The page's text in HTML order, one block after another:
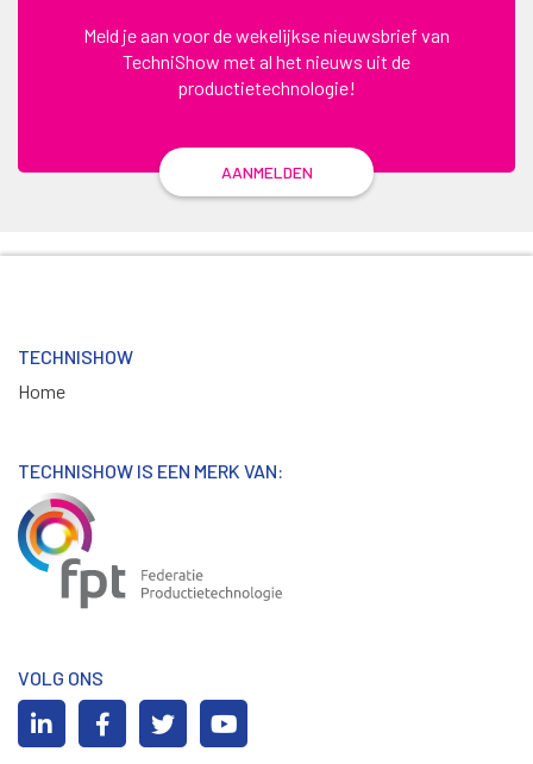
Meld je aan voor de wekelijkse nieuwsbrief van
TechniShow met al het nieuws uit de
productietechnologie!
AANMELDEN
TECHNISHOW
Home
TECHNISHOW IS EEN MERK VAN:
VOLG ONS